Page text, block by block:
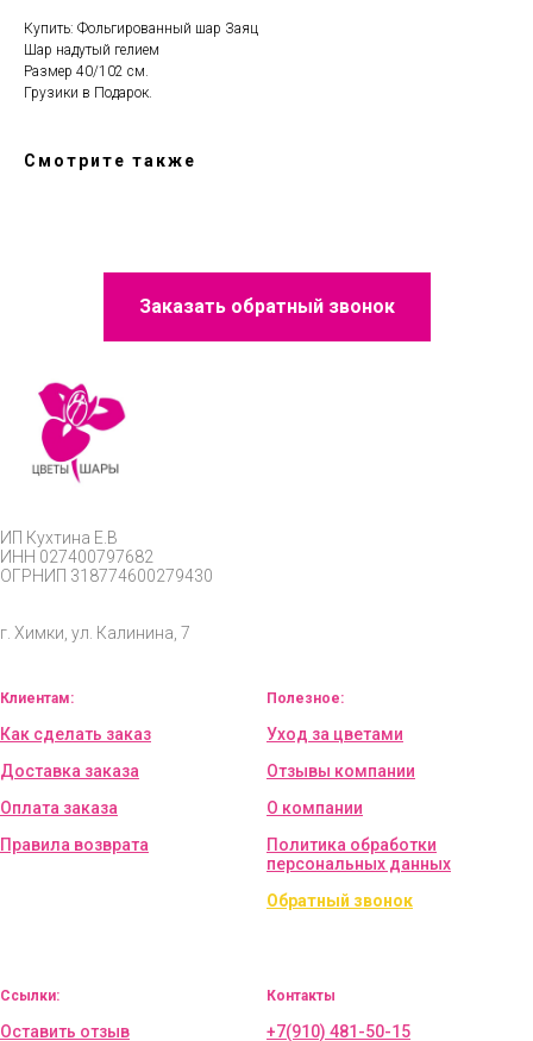
Купить: Фольгированный шар Заяц
Шар надутый гелием
Размер 40/102 см.
Грузики в Подарок.
Смотрите также
Заказать обратный звонок
ИП Кухтина Е.В
ИНН 027400797682
ОГРНИП 318774600279430
г. Химки, ул. Калинина, 7
Клиентам:
Как сделать заказ
Доставка заказа
Оплата заказа
Правила возврата
Полезное:
Уход за цветами
Отзывы компании
О компании
Политика обработки
персональных данных
Обратный звонок
Ссылки:
Оставить отзыв
Контакты
+7(910) 481-50-15